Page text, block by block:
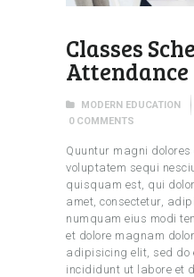
Classes
Attendance
MODERN EDUCATION
0 COMMENTS
Quuntur magni
voluptatem sequi
quisquam est, qui
amet, consectetur,
numquam eius modi
et dolore magnam
adipisicing elit, sed do
incididunt ut labore et